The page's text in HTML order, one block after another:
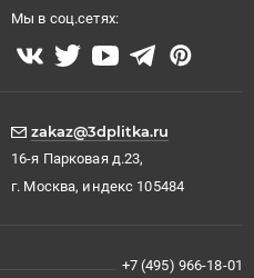
Мы в соц.сетях:
zakaz@3dplitka.ru
16-я Парковая д.23,
г. Москва, индекс 105484
+7 (495) 966-18-01